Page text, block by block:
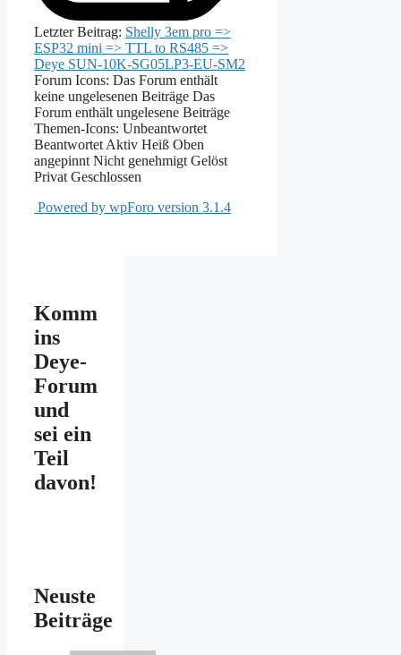
Letzter Beitrag: Shelly 3em pro =>
ESP32 mini => TTL to RS485 =>
Deye SUN-10K-SG05LP3-EU-SM2
Forum Icons: Das Forum enthält
keine ungelesenen Beiträge Das
Forum enthält ungelesene Beiträge
Themen-Icons: Unbeantwortet
Beantwortet Aktiv Heiß Oben
angepinnt Nicht genehmigt Gelöst
Privat Geschlossen
Powered by wpForo version 3.1.4
Komm
ins
Deye-
Forum
und
sei ein
Teil
davon!
Neuste
Beiträge